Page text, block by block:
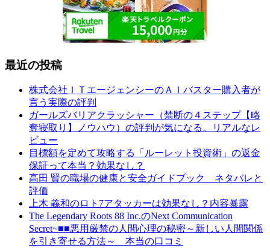
最近の投稿
株式会社ＩＴエージェンシーのＡＩバスター購入者が
言う実際の評判
ガールズバリアクラッシャー（禁断の４ステップ【略
奪寝取り】ノウハウ）の評判が気になる。リアルなレ
ビュー
目標額を定めて攻略する「ルーレット投資術」の返金
保証って本当？効果なし？
高田 賢の職場の健康と安全ガイドブック ネタバレと
評価
上木 義和のロト7アタッカーは効果なし？内容暴露
The Legendary Roots 88 Inc.のNext Communication
Secret~■■悪用厳禁の人間心理の秘密～新しい人間関係
を引き寄せる方法～ 本当の口コミ